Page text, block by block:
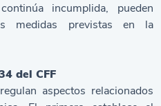
incumplida, pueden
medidas previstas en la
del CFF
aspectos relacionados